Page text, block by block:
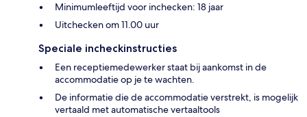
Minimumleeftijd voor inchecken: 18 jaar
Uitchecken om 11.00 uur
Speciale incheckinstructies
Een receptiemedewerker staat bij aankomst in de
accommodatie op je te wachten.
De informatie die de accommodatie verstrekt, is mogelijk
vertaald met automatische vertaaltools